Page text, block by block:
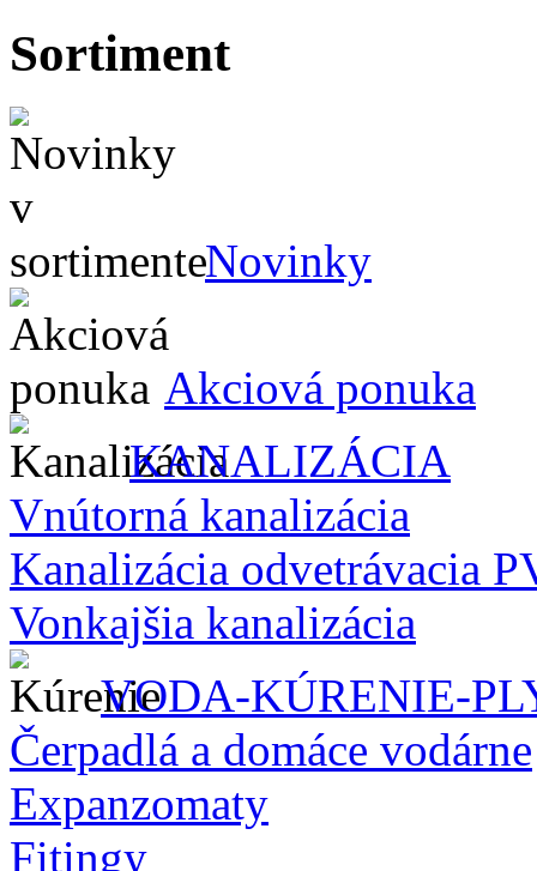
Sortiment
Novinky
Akciová ponuka
KANALIZÁCIA
Vnútorná kanalizácia
Kanalizácia odvetrávacia
Vonkajšia kanalizácia
VODA-KÚRENIE-
Čerpadlá a domáce vodárne
Expanzomaty
Fitingy